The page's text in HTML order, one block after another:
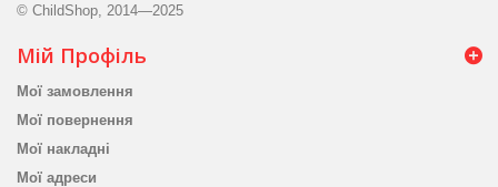
© ChildShop, 2014—2025
Мій Профіль
Мої замовлення
Мої повернення
Мої накладні
Мої адреси